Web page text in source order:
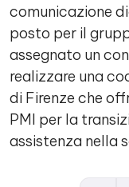
comunicazione
posto per il
assegnato un
realizzare una
di Firenze che
PMI per la
assistenza nella